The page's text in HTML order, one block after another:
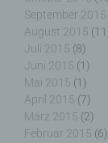
September 2015
August 2015
Juli 2015 (8)
Juni 2015 (1)
Mai 2015 (1)
April 2015 (7)
März 2015 (2)
Februar 2015 (6)
jedem
des
wird. Ein
merkt sich
virtuellen